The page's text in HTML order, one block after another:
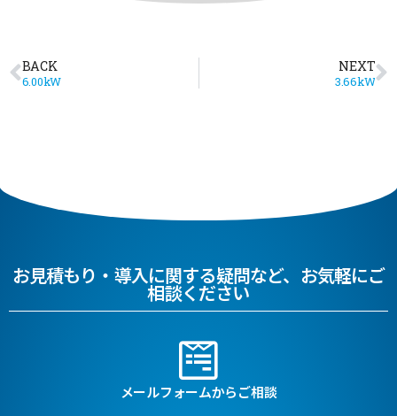
BACK
6.00kW
NEXT
3.66kW
お見積もり・導入に関する疑問など、お気軽にご
相談ください
メールフォームからご相談